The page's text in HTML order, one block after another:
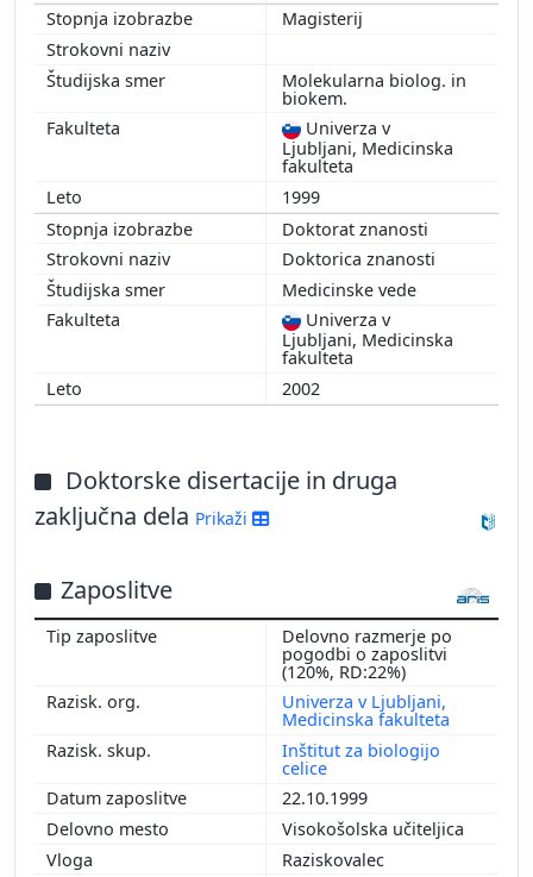
Magisterij
Molekularna biolog. in
biokem.
Univerza v
Ljubljani, Medicinska
fakulteta
1999
Doktorat znanosti
Doktorica znanosti
Medicinske vede
Univerza v
Ljubljani, Medicinska
fakulteta
2002
Doktorske disertacije in druga
zaključna dela Prikaži
Zaposlitve
Delovno razmerje po
pogodbi o zaposlitvi
(120%, RD:22%)
Univerza v Ljubljani,
Medicinska fakulteta
Inštitut za biologijo
celice
22.10.1999
Visokošolska učiteljica
Raziskovalec